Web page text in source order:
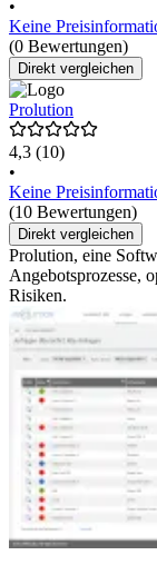
•
Keine
(0 Bewertungen)
Direkt vergleichen
Prolution
4,3 (10)
•
Keine
(10 Bewertungen)
Direkt vergleichen
Prolution, eine
Angebotsprozesse,
Risiken.